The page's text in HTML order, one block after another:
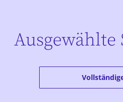
Ausgewählte